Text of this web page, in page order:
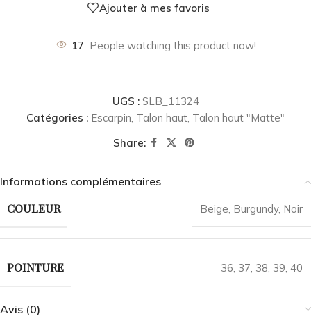
Ajouter à mes favoris
17 People watching this product now!
UGS : SLB_11324
Catégories : Escarpin, Talon haut, Talon haut "Matte"
Share:
Informations complémentaires
COULEUR Beige, Burgundy, Noir
POINTURE 36, 37, 38, 39, 40
Avis (0)